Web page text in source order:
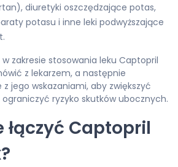
diuretyki oszczędzające potas,
potasu i inne leki podwyższające
zakresie stosowania leku Captopril
z lekarzem, a następnie
jego wskazaniami, aby zwiększyć
ryzyko skutków ubocznych.
łączyć Captopril